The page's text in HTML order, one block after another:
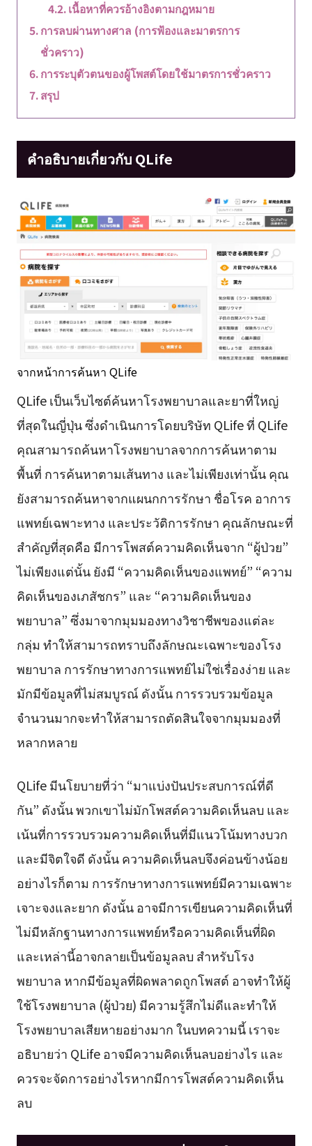
เนื้อหาที่ควรอ้างอิงตามกฎหมาย
การลบผ่านทางศาล (การฟ้องและมาตรการ
ชั่วคราว)
การระบุตัวตนของผู้โพสต์โดยใช้มาตรการชั่วคราว
สรุป
คำอธิบายเกี่ยวกับ QLife
จากหน้าการค้นหา QLife
QLife เป็นเว็บไซต์ค้นหาโรงพยาบาลและยาที่ใหญ่
ที่สุดในญี่ปุ่น ซึ่งดำเนินการโดยบริษัท QLife ที่ QLife
คุณสามารถค้นหาโรงพยาบาลจากการค้นหาตาม
พื้นที่ การค้นหาตามเส้นทาง และไม่เพียงเท่านั้น คุณ
ยังสามารถค้นหาจากแผนกการรักษา ชื่อโรค อาการ
แพทย์เฉพาะทาง และประวัติการรักษา คุณลักษณะที่
สำคัญที่สุดคือ มีการโพสต์ความคิดเห็นจาก “ผู้ป่วย”
ไม่เพียงแต่นั้น ยังมี “ความคิดเห็นของแพทย์” “ความ
คิดเห็นของเภสัชกร” และ “ความคิดเห็นของ
พยาบาล” ซึ่งมาจากมุมมองทางวิชาชีพของแต่ละ
กลุ่ม ทำให้สามารถทราบถึงลักษณะเฉพาะของโรง
พยาบาล การรักษาทางการแพทย์ไม่ใช่เรื่องง่าย และ
มักมีข้อมูลที่ไม่สมบูรณ์ ดังนั้น การรวบรวมข้อมูล
จำนวนมากจะทำให้สามารถตัดสินใจจากมุมมองที่
หลากหลาย
QLife มีนโยบายที่ว่า “มาแบ่งปันประสบการณ์ที่ดี
กัน” ดังนั้น พวกเขาไม่มักโพสต์ความคิดเห็นลบ และ
เน้นที่การรวบรวมความคิดเห็นที่มีแนวโน้มทางบวก
และมีจิตใจดี ดังนั้น ความคิดเห็นลบจึงค่อนข้างน้อย
อย่างไรก็ตาม การรักษาทางการแพทย์มีความเฉพาะ
เจาะจงและยาก ดังนั้น อาจมีการเขียนความคิดเห็นที่
ไม่มีหลักฐานทางการแพทย์หรือความคิดเห็นที่ผิด
และเหล่านี้อาจกลายเป็นข้อมูลลบ สำหรับโรง
พยาบาล หากมีข้อมูลที่ผิดพลาดถูกโพสต์ อาจทำให้ผู้
ใช้โรงพยาบาล (ผู้ป่วย) มีความรู้สึกไม่ดีและทำให้
โรงพยาบาลเสียหายอย่างมาก ในบทความนี้ เราจะ
อธิบายว่า QLife อาจมีความคิดเห็นลบอย่างไร และ
ควรจะจัดการอย่างไรหากมีการโพสต์ความคิดเห็น
ลบ